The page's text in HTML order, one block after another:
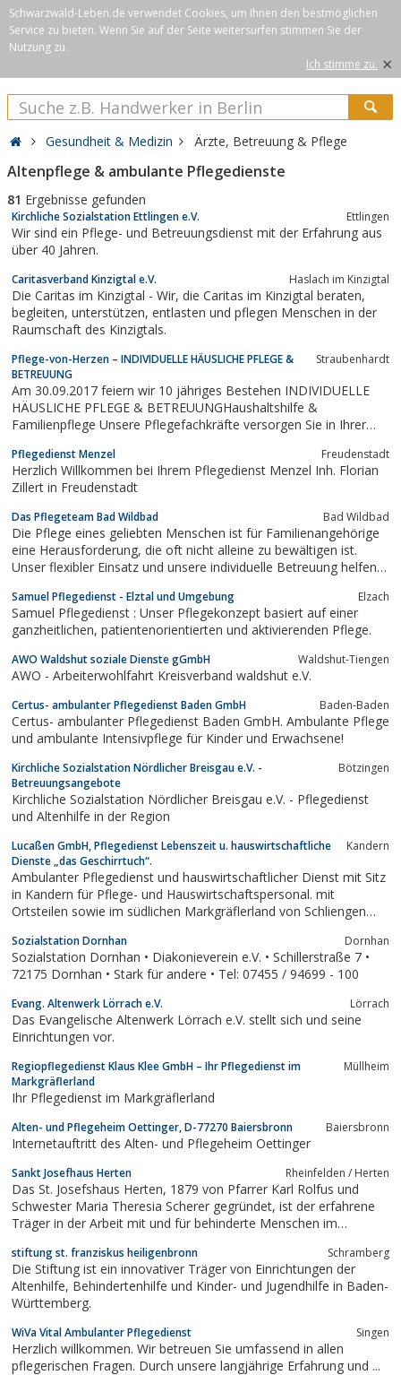
Schwarzwald-Leben.de verwendet Cookies, um Ihnen den bestmöglichen
Service zu bieten. Wenn Sie auf der Seite weitersurfen stimmen Sie der
Nutzung zu.
Ich stimme zu. ×
Gesundheit & Medizin Ärzte, Betreuung & Pflege
Altenpflege & ambulante Pflegedienste
81 Ergebnisse gefunden
Kirchliche Sozialstation Ettlingen e.V. Ettlingen
Wir sind ein Pflege- und Betreuungsdienst mit der Erfahrung aus
über 40 Jahren.
Caritasverband Kinzigtal e.V. Haslach im Kinzigtal
Die Caritas im Kinzigtal - Wir, die Caritas im Kinzigtal beraten,
begleiten, unterstützen, entlasten und pflegen Menschen in der
Raumschaft des Kinzigtals.
Pflege-von-Herzen – INDIVIDUELLE HÄUSLICHE PFLEGE &
BETREUUNG
Straubenhardt
Am 30.09.2017 feiern wir 10 jähriges Bestehen INDIVIDUELLE
HÄUSLICHE PFLEGE & BETREUUNGHaushaltshilfe &
Familienpflege Unsere Pflegefachkräfte versorgen Sie in Ihrer
Wohnanlagen. Erfahren Sie mehr über uns
Pflegedienst Menzel Freudenstadt
Herzlich Willkommen bei Ihrem Pflegedienst Menzel Inh. Florian
Zillert in Freudenstadt
Das Pflegeteam Bad Wildbad Bad Wildbad
Die Pflege eines geliebten Menschen ist für Familienangehörige
eine Herausforderung, die oft nicht alleine zu bewältigen ist.
Unser flexibler Einsatz und unsere individuelle Betreuung helfen
Samuel Pflegedienst - Elztal und Umgebung Elzach
Samuel Pflegedienst : Unser Pflegekonzept basiert auf einer
ganzheitlichen, patientenorientierten und aktivierenden Pflege.
AWO Waldshut soziale Dienste gGmbH Waldshut-Tiengen
AWO - Arbeiterwohlfahrt Kreisverband waldshut e.V.
Certus- ambulanter Pflegedienst Baden GmbH Baden-Baden
Certus- ambulanter Pflegedienst Baden GmbH. Ambulante Pflege
und ambulante Intensivpflege für Kinder und Erwachsene!
Kirchliche Sozialstation Nördlicher Breisgau e.V. -
Betreuungsangebote
Bötzingen
Kirchliche Sozialstation Nördlicher Breisgau e.V. - Pflegedienst
und Altenhilfe in der Region
Lucaßen GmbH, Pflegedienst Lebenszeit u. hauswirtschaftliche
Dienste „das Geschirrtuch“.
Kandern
Ambulanter Pflegedienst und hauswirtschaftlicher Dienst mit Sitz
in Kandern für Pflege- und Hauswirtschaftspersonal. mit
Ortsteilen sowie im südlichen Markgräflerland von Schliengen
Rümmingen und Binzen.
Sozialstation Dornhan Dornhan
Sozialstation Dornhan • Diakonieverein e.V. • Schillerstraße 7 •
72175 Dornhan • Stark für andere • Tel: 07455 / 94699 - 100
Evang. Altenwerk Lörrach e.V. Lörrach
Das Evangelische Altenwerk Lörrach e.V. stellt sich und seine
Einrichtungen vor.
Regiopflegedienst Klaus Klee GmbH – Ihr Pflegedienst im
Markgräflerland
Müllheim
Ihr Pflegedienst im Markgräflerland
Alten- und Pflegeheim Oettinger, D-77270 Baiersbronn Baiersbronn
Internetauftritt des Alten- und Pflegeheim Oettinger
Sankt Josefhaus Herten Rheinfelden / Herten
Das St. Josefshaus Herten, 1879 von Pfarrer Karl Rolfus und
Schwester Maria Theresia Scherer gegründet, ist der erfahrene
Träger in der Arbeit mit und für behinderte Menschen im
stiftung st. franziskus heiligenbronn Schramberg
Die Stiftung ist ein innovativer Träger von Einrichtungen der
Altenhilfe, Behindertenhilfe und Kinder- und Jugendhilfe in Baden-
Württemberg.
WiVa Vital Ambulanter Pflegedienst Singen
Herzlich willkommen. Wir betreuen Sie umfassend in allen
pflegerischen Fragen. Durch unsere langjährige Erfahrung und ...